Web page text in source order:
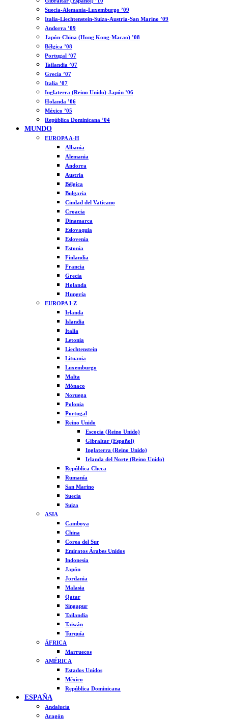
Suecia-Alemania-Luxemburgo ’09
Italia-Liechtenstein-Suiza-Austria-San Marino ’09
Andorra ’09
Japón-China (Hong Kong-Macao) ’08
Bélgica ’08
Portugal ’07
Tailandia ’07
Grecia ’07
Italia ’07
Inglaterra (Reino Unido)-Japón ’06
Holanda ’06
México ’05
República Dominicana ’04
MUNDO
EUROPA A-H
Albania
Alemania
Andorra
Austria
Bélgica
Bulgaria
Ciudad del Vaticano
Croacia
Dinamarca
Eslovaquia
Eslovenia
Estonia
Finlandia
Francia
Grecia
Holanda
Hungría
EUROPA I-Z
Irlanda
Islandia
Italia
Letonia
Liechtenstein
Lituania
Luxemburgo
Malta
Mónaco
Noruega
Polonia
Portugal
Reino Unido
Escocia (Reino Unido)
Gibraltar (Español)
Inglaterra (Reino Unido)
Irlanda del Norte (Reino Unido)
República Checa
Rumanía
San Marino
Suecia
Suiza
ASIA
Camboya
China
Corea del Sur
Emiratos Árabes Unidos
Indonesia
Japón
Jordania
Malasia
Qatar
Singapur
Tailandia
Taiwán
Turquía
ÁFRICA
Marruecos
AMÉRICA
Estados Unidos
México
República Dominicana
ESPAÑA
Andalucía
Aragón